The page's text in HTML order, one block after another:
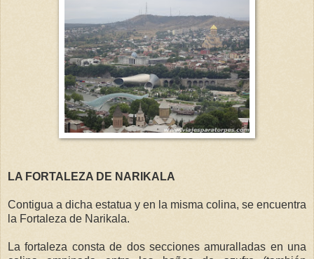
LA FORTALEZA DE NARIKALA
Contigua a dicha estatua y en la misma colina, se encuentra
la Fortaleza de Narikala.
La fortaleza consta de dos secciones amuralladas en una